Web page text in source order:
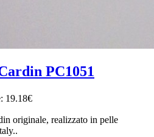
PC1051
19.18€
originale, realizzato in pelle